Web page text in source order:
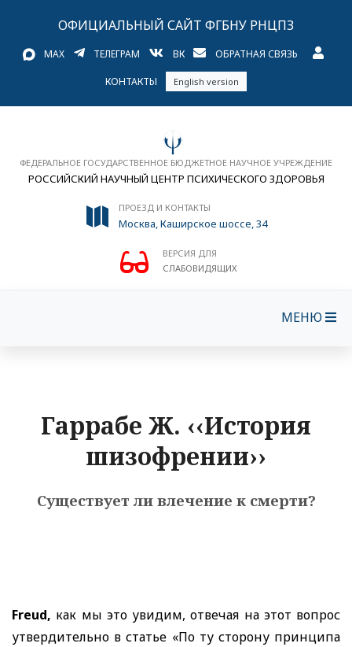
ОФИЦИАЛЬНЫЙ САЙТ ФГБНУ РНЦПЗ
MAX ТЕЛЕГРАМ ВК ОБРАТНАЯ СВЯЗЬ
КОНТАКТЫ English version
ФЕДЕРАЛЬНОЕ ГОСУДАРСТВЕННОЕ БЮДЖЕТНОЕ НАУЧНОЕ УЧРЕЖДЕНИЕ
РОССИЙСКИЙ НАУЧНЫЙ ЦЕНТР ПСИХИЧЕСКОГО ЗДОРОВЬЯ
ПРОЕЗД И КОНТАКТЫ
Москва, Каширское шоссе, 34
ВЕРСИЯ ДЛЯ
СЛАБОВИДЯЩИХ
МЕНЮ
Гаррабе Ж. ‹‹История
шизофрении››
Существует ли влечение к смерти?
Freud, как мы это увидим, отвечая на этот вопрос
утвердительно в статье «По ту сторону принципа